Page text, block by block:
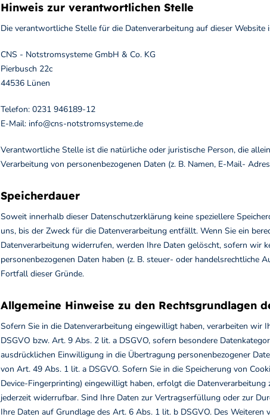
Hinweis zur verantwortlichen Stelle
Die verantwortliche Stelle für die Datenverarbeitung auf dieser Website
CNS - Notstromsysteme GmbH & Co. KG
Pierbusch 22c
44536 Lünen
Telefon: 0231 946189-12
E-Mail: info@cns-notstromsysteme.de
Verantwortliche Stelle ist die natürliche oder juristische Person, die
Verarbeitung von personenbezogenen Daten (z. B. Namen, E-Mail-
Speicherdauer
Soweit innerhalb dieser Datenschutzerklärung keine speziellere
uns, bis der Zweck für die Datenverarbeitung entfällt. Wenn Sie ein
Datenverarbeitung widerrufen, werden Ihre Daten gelöscht, sofern wir
personenbezogenen Daten haben (z. B. steuer- oder
Fortfall dieser Gründe.
Allgemeine Hinweise zu den Rechtsgrundlagen
Sofern Sie in die Datenverarbeitung eingewilligt haben, verarbeiten wir
DSGVO bzw. Art. 9 Abs. 2 lit. a DSGVO, sofern besondere
ausdrücklichen Einwilligung in die Übertragung personenbezogener
von Art. 49 Abs. 1 lit. a DSGVO. Sofern Sie in die Speicherung von
Device-Fingerprinting) eingewilligt haben, erfolgt die
jederzeit widerrufbar. Sind Ihre Daten zur Vertragserfüllung oder zur
Ihre Daten auf Grundlage des Art. 6 Abs. 1 lit. b DSGVO. Des